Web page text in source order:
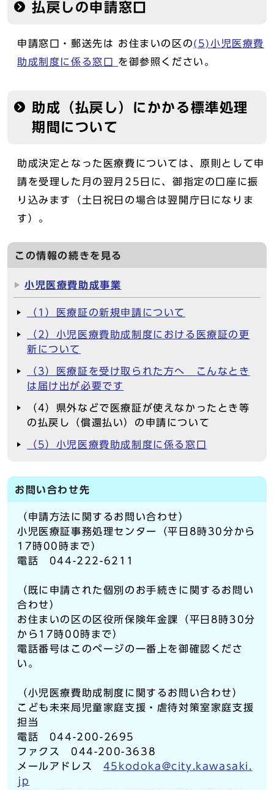
払戻しの申請窓口
申請窓口・郵送先は お住まいの区の(5)小児医療費
助成制度に係る窓口 を御参照ください。
助成（払戻し）にかかる標準処理
期間について
助成決定となった医療費については、原則として申
請を受理した月の翌月25日に、御指定の口座に振
り込みます（土日祝日の場合は翌開庁日になりま
す）。
この情報の続きを見る
小児医療費助成事業
（1）医療証の新規申請について
（2）小児医療費助成制度における医療証の更
新について
（3）医療証を受け取られた方へ こんなとき
は届け出が必要です
（4）県外などで医療証が使えなかったとき等
の払戻し（償還払い）の申請について
（5）小児医療費助成制度に係る窓口
お問い合わせ先
（申請方法に関するお問い合わせ）
小児医療証事務処理センター（平日8時30分から
17時00時まで）
電話 044-222-6211
（既に申請された個別のお手続きに関するお問い
合わせ）
お住まいの区の区役所保険年金課（平日8時30分
から17時00時まで）
電話番号はこのページの一番上を御確認くださ
い。
（小児医療費助成制度に関するお問い合わせ）
こども未来局児童家庭支援・虐待対策室家庭支援
担当
電話 044-200-2695
ファクス 044-200-3638
メールアドレス 45kodoka@city.kawasaki.
jp